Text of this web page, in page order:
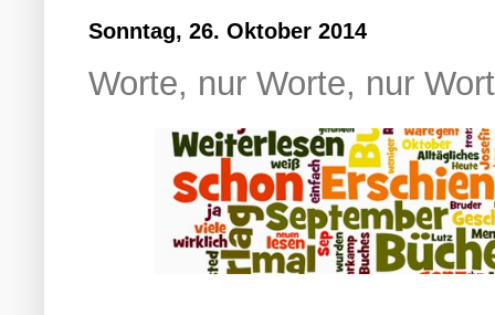
Sonntag, 26. Oktober 2014
Worte, nur Worte, nur